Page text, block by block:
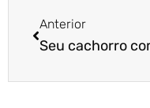
Anterior